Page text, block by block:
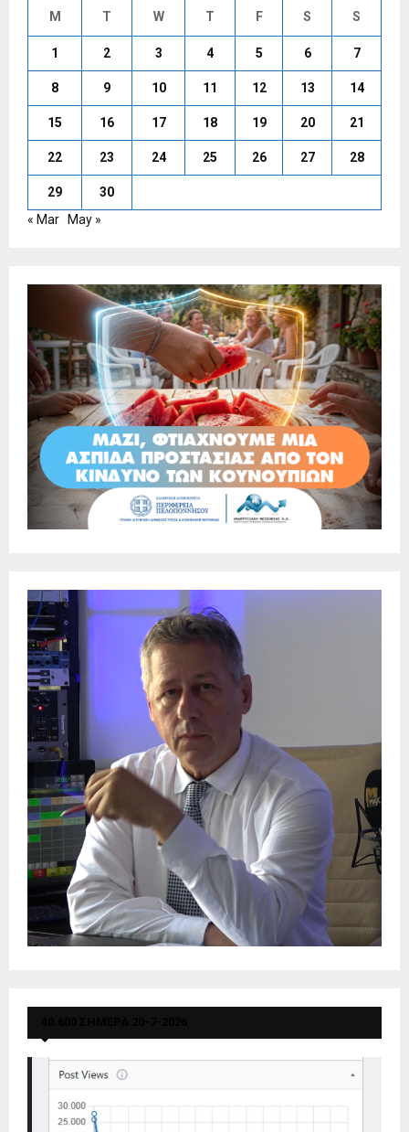
M T W T F S S
1 2 3 4 5 6 7
8 9 10 11 12 13 14
15 16 17 18 19 20 21
22 23 24 25 26 27 28
29
30
« Mar
May »